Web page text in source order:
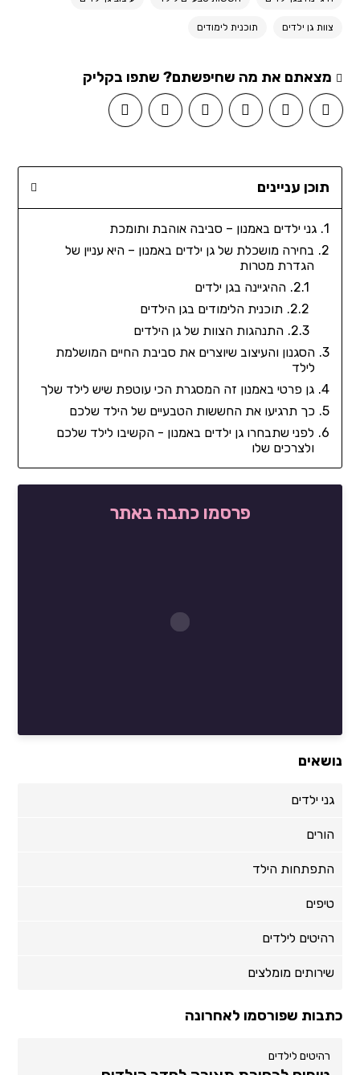
צוות גן ילדים תוכנית לימודים
מצאתם את מה שחיפשתם? שתפו בקליק
תוכן עניינים
גני ילדים באמנון – סביבה אוהבת ותומכת
בחירה מושכלת של גן ילדים באמנון – היא עניין של
הגדרת מטרות
ההיגיינה בגן ילדים
תוכנית הלימודים בגן הילדים
התנהגות הצוות של גן הילדים
הסגנון והעיצוב שיוצרים את סביבת החיים המושלמת
לילד
גן פרטי באמנון זה המסגרת הכי עוטפת שיש לילד שלך
כך תרגיעו את החששות הטבעיים של הילד שלכם
לפני שתבחרו גן ילדים באמנון - הקשיבו לילד שלכם
ולצרכים שלו
פרסמו כתבה באתר
נושאים
גני ילדים
הורים
התפתחות הילד
טיפים
רהיטים לילדים
שירותים מומלצים
כתבות שפורסמו לאחרונה
רהיטים לילדים